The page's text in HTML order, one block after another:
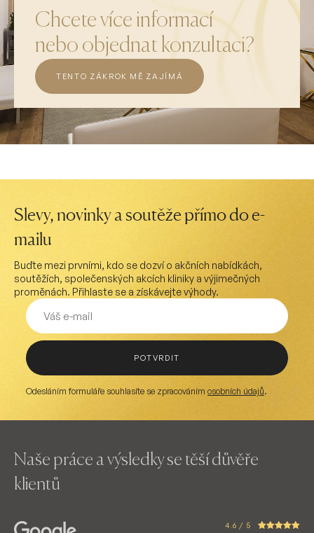
Chcete více informací
nebo objednat konzultaci?
TENTO ZÁKROK MĚ ZAJÍMÁ
Slevy, novinky a soutěže přímo do e-
mailu
Buďte mezi prvními, kdo se dozví o akčních nabídkách,
soutěžích, společenských akcích kliniky a výjimečných
proměnách. Přihlaste se a získávejte výhody.
POTVRDIT
Odesláním formuláře souhlasíte se zpracováním osobních údajů.
Naše práce a výsledky se těší důvěře
klientů
4.6 / 5